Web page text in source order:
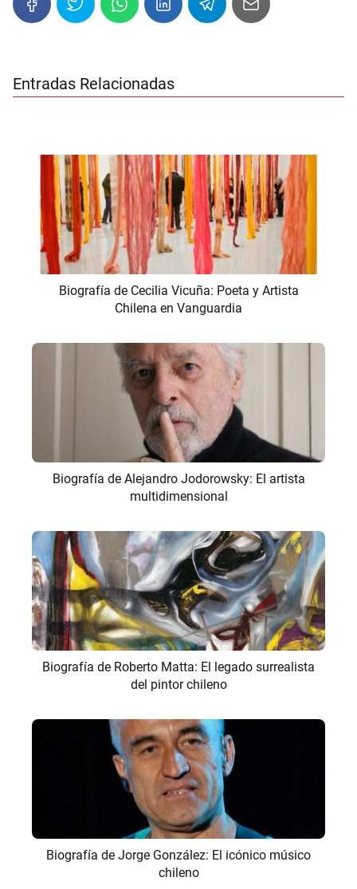
Entradas Relacionadas
Biografía de Cecilia Vicuña: Poeta y Artista
Chilena en Vanguardia
Biografía de Alejandro Jodorowsky: El artista
multidimensional
Biografía de Roberto Matta: El legado surrealista
del pintor chileno
Biografía de Jorge González: El icónico músico
chileno